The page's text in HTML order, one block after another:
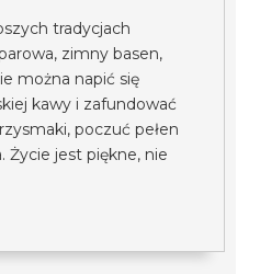
tradycjach
zimny basen,
można napić się
kawy i zafundować
poczuć pełen
Życie jest piękne, nie